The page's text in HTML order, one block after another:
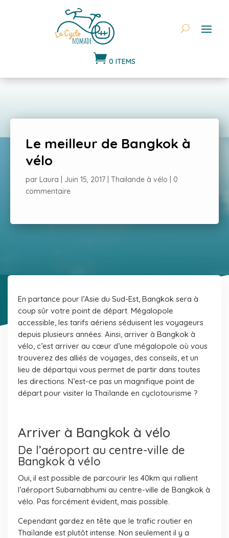
 0 ITEMS
Le meilleur de Bangkok à
vélo
par Laura Juin 15, 2017 Thailande à vélo
0
commentaire
En partance pour l’Asie du Sud-Est, Bangkok sera à
coup sûr votre point de départ. Mégalopole
accessible, les tarifs aériens séduisent les voyageurs
depuis plusieurs années. Ainsi, arriver à Bangkok à
vélo, c’est arriver au cœur d’une mégalopole où vous
trouverez des alliés de voyages, des conseils, et un
lieu de départqui vous permet de partir dans toutes
les directions. N’est-ce pas un magnifique point de
départ pour visiter la Thaïlande en cyclotourisme ?
Arriver à Bangkok à vélo
De l’aéroport au centre-ville de
Bangkok à vélo
Oui, il est possible de parcourir les 40km qui rallient
l’aéroport Subarnabhumi au centre-ville de Bangkok à
vélo. Pas forcément évident, mais possible.
Cependant gardez en tête que le trafic routier en
Thaïlande est plutôt intense. Non seulement il y a